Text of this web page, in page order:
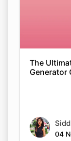
The
Generator
04